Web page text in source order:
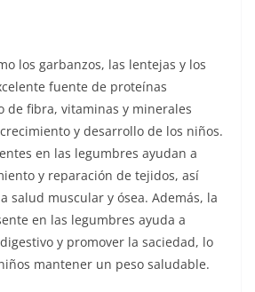
los garbanzos, las lentejas y los
fuente de proteínas
de fibra, vitaminas y minerales
y desarrollo de los niños.
en las legumbres ayudan a
y reparación de tejidos, así
salud muscular y ósea. Además, la
en las legumbres ayuda a
y promover la saciedad, lo
mantener un peso saludable.